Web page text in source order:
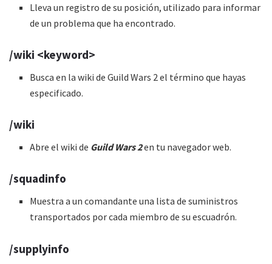
Lleva un registro de su posición, utilizado para informar
de un problema que ha encontrado.
/wiki <keyword>
Busca en la wiki de Guild Wars 2 el término que hayas
especificado.
/wiki
Abre el wiki de Guild Wars 2en tu navegador web.
/squadinfo
Muestra a un comandante una lista de suministros
transportados por cada miembro de su escuadrón.
/supplyinfo